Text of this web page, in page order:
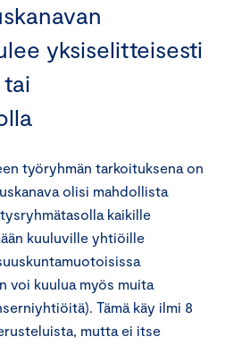
yksiselitteisesti
työryhmän tarkoituksena on
olisi mahdollista
kaikille
kuuluville yhtiöille
voi kuulua myös muita
Tämä käy ilmi 8
mutta ei itse